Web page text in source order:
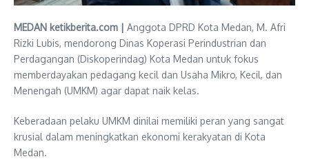
MEDAN ketikberita.com | Anggota DPRD Kota Medan, M. Afri
Rizki Lubis, mendorong Dinas Koperasi Perindustrian dan
Perdagangan (Diskoperindag) Kota Medan untuk fokus
memberdayakan pedagang kecil dan Usaha Mikro, Kecil, dan
Menengah (UMKM) agar dapat naik kelas.
Keberadaan pelaku UMKM dinilai memiliki peran yang sangat
krusial dalam meningkatkan ekonomi kerakyatan di Kota
Medan.